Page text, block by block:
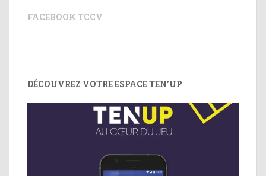
FACEBOOK TCCV
DÉCOUVREZ VOTRE ESPACE TEN’UP